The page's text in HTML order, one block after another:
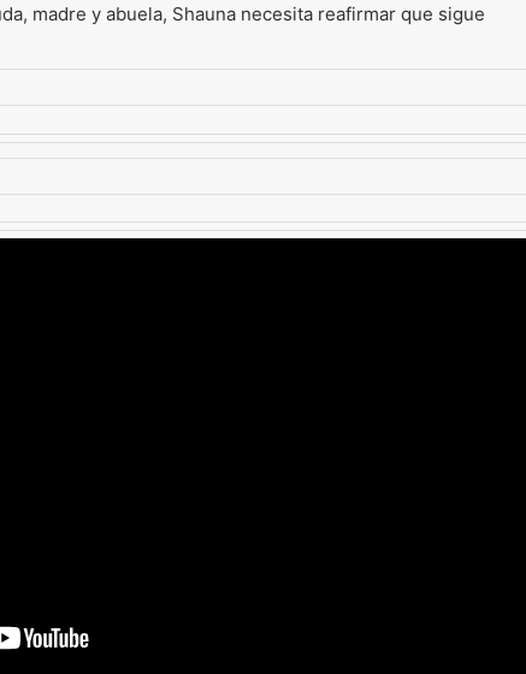
madre y abuela, Shauna necesita reafirmar que sigue